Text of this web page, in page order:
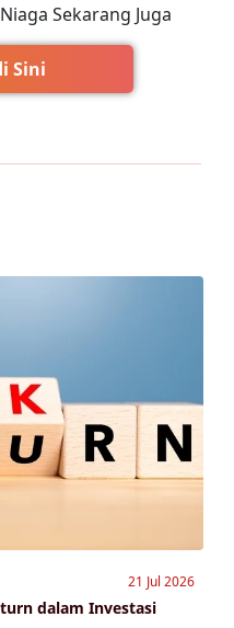
Sekarang Juga
Sini
21 Jul 2026
dalam Investasi